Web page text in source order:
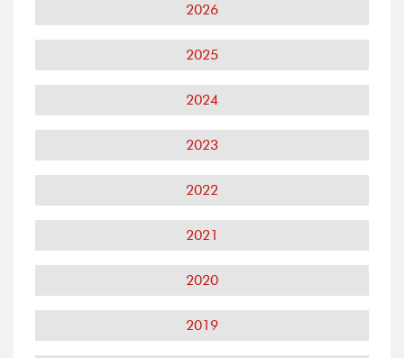
2026
2025
2024
2023
2022
2021
2020
2019